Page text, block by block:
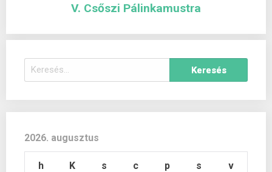
V. Csőszi Pálinkamustra
Keresés:
2026. augusztus
h K s c p s v